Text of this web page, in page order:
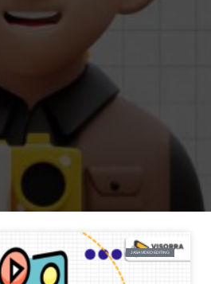
JASA VIDEO EDITING